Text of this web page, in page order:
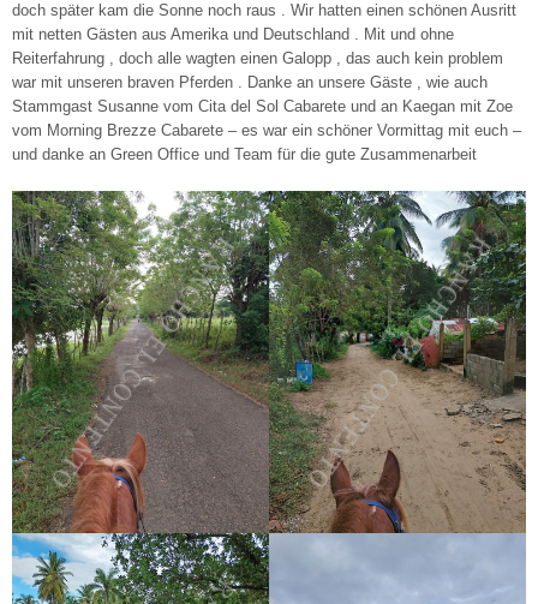
doch später kam die Sonne noch raus . Wir hatten einen schönen Ausritt
mit netten Gästen aus Amerika und Deutschland . Mit und ohne
Reiterfahrung , doch alle wagten einen Galopp , das auch kein problem
war mit unseren braven Pferden . Danke an unsere Gäste , wie auch
Stammgast Susanne vom Cita del Sol Cabarete und an Kaegan mit Zoe
vom Morning Brezze Cabarete – es war ein schöner Vormittag mit euch –
und danke an Green Office und Team für die gute Zusammenarbeit